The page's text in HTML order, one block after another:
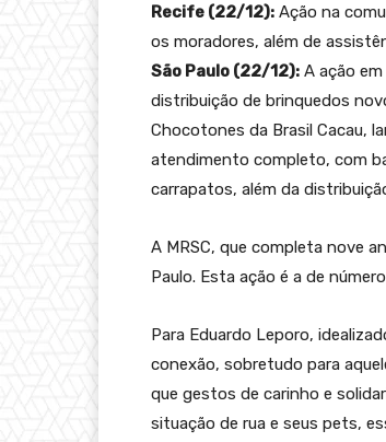
Recife (22/12): Ação na
os moradores, além de
São Paulo (22/12): A ação
distribuição de brinquedos
Chocotones da Brasil Cacau,
atendimento completo, com
carrapatos, além da
A MRSC, que completa nove
Paulo. Esta ação é a de
Para Eduardo Leporo,
conexão, sobretudo para
que gestos de carinho e
situação de rua e seus pets,